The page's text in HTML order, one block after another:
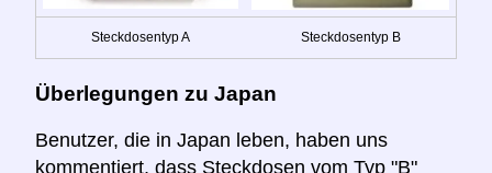
Steckdosentyp A Steckdosentyp B
Überlegungen zu Japan
Benutzer, die in Japan leben, haben uns
kommentiert, dass Steckdosen vom Typ "B"